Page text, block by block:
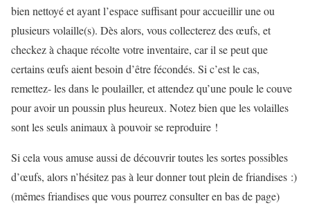
bien nettoyé et ayant l’espace suffisant pour accueillir une ou
plusieurs volaille(s). Dès alors, vous collecterez des œufs, et
checkez à chaque récolte votre inventaire, car il se peut que
certains œufs aient besoin d’être fécondés. Si c’est le cas,
remettez- les dans le poulailler, et attendez qu’une poule le couve
pour avoir un poussin plus heureux. Notez bien que les volailles
sont les seuls animaux à pouvoir se reproduire !
Si cela vous amuse aussi de découvrir toutes les sortes possibles
d’œufs, alors n’hésitez pas à leur donner tout plein de friandises :)
(mêmes friandises que vous pourrez consulter en bas de page)